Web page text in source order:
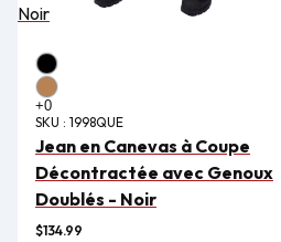
Noir
SKU : 1998QUE
Jean en Canevas à Coupe
Décontractée avec Genoux
Doublés - Noir
$134.99